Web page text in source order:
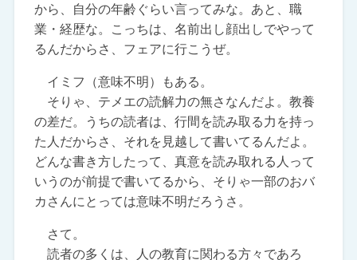
から、自分の年齢ぐらい言ってみな。あと、職
業・経歴な。こっちは、名前出し顔出しでやって
るんだからさ、フェアに行こうぜ。
イミフ（意味不明）もある。
そりゃ、テメエの読解力の無さなんだよ。教養
の差だ。うちの読者は、行間を読み取る力を持っ
た人だからさ、それを見越して書いてるんだよ。
どんな書き方したって、真意を読み取れる人って
いうのが前提で書いてるから、そりゃ一部のおバ
カさんにとっては意味不明だろうさ。
さて。
読者の多くは、人の教育に関わる方々であろ